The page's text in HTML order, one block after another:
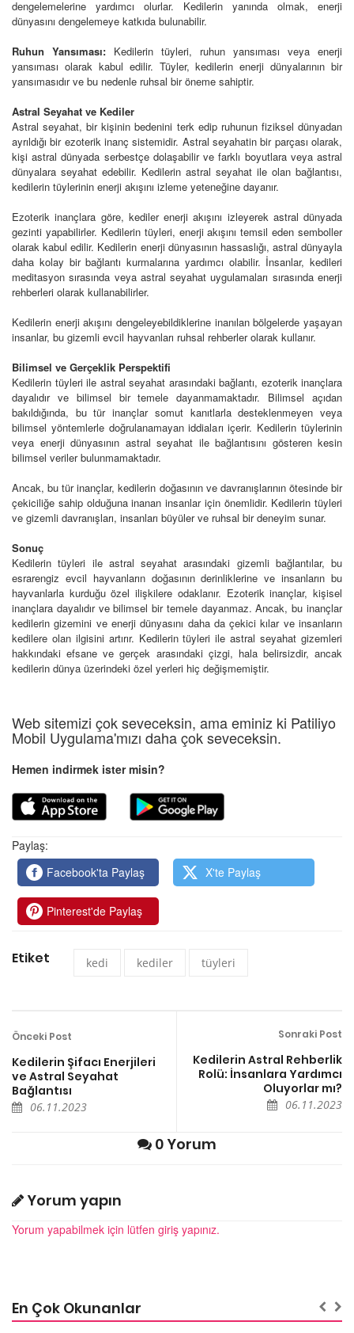
dengelemelerine yardımcı olurlar. Kedilerin yanında olmak, enerji
dünyasını dengelemeye katkıda bulunabilir.
Ruhun Yansıması: Kedilerin tüyleri, ruhun yansıması veya enerji
yansıması olarak kabul edilir. Tüyler, kedilerin enerji dünyalarının bir
yansımasıdır ve bu nedenle ruhsal bir öneme sahiptir.
Astral Seyahat ve Kediler
Astral seyahat, bir kişinin bedenini terk edip ruhunun fiziksel dünyadan
ayrıldığı bir ezoterik inanç sistemidir. Astral seyahatin bir parçası olarak,
kişi astral dünyada serbestçe dolaşabilir ve farklı boyutlara veya astral
dünyalara seyahat edebilir. Kedilerin astral seyahat ile olan bağlantısı,
kedilerin tüylerinin enerji akışını izleme yeteneğine dayanır.
Ezoterik inançlara göre, kediler enerji akışını izleyerek astral dünyada
gezinti yapabilirler. Kedilerin tüyleri, enerji akışını temsil eden semboller
olarak kabul edilir. Kedilerin enerji dünyasının hassaslığı, astral dünyayla
daha kolay bir bağlantı kurmalarına yardımcı olabilir. İnsanlar, kedileri
meditasyon sırasında veya astral seyahat uygulamaları sırasında enerji
rehberleri olarak kullanabilirler.
Kedilerin enerji akışını dengeleyebildiklerine inanılan bölgelerde yaşayan
insanlar, bu gizemli evcil hayvanları ruhsal rehberler olarak kullanır.
Bilimsel ve Gerçeklik Perspektifi
Kedilerin tüyleri ile astral seyahat arasındaki bağlantı, ezoterik inançlara
dayalıdır ve bilimsel bir temele dayanmamaktadır. Bilimsel açıdan
bakıldığında, bu tür inançlar somut kanıtlarla desteklenmeyen veya
bilimsel yöntemlerle doğrulanamayan iddiaları içerir. Kedilerin tüylerinin
veya enerji dünyasının astral seyahat ile bağlantısını gösteren kesin
bilimsel veriler bulunmamaktadır.
Ancak, bu tür inançlar, kedilerin doğasının ve davranışlarının ötesinde bir
çekiciliğe sahip olduğuna inanan insanlar için önemlidir. Kedilerin tüyleri
ve gizemli davranışları, insanları büyüler ve ruhsal bir deneyim sunar.
Sonuç
Kedilerin tüyleri ile astral seyahat arasındaki gizemli bağlantılar, bu
esrarengiz evcil hayvanların doğasının derinliklerine ve insanların bu
hayvanlarla kurduğu özel ilişkilere odaklanır. Ezoterik inançlar, kişisel
inançlara dayalıdır ve bilimsel bir temele dayanmaz. Ancak, bu inançlar
kedilerin gizemini ve enerji dünyasını daha da çekici kılar ve insanların
kedilere olan ilgisini artırır. Kedilerin tüyleri ile astral seyahat gizemleri
hakkındaki efsane ve gerçek arasındaki çizgi, hala belirsizdir, ancak
kedilerin dünya üzerindeki özel yerleri hiç değişmemiştir.
Web sitemizi çok seveceksin, ama eminiz ki Patiliyo
Mobil Uygulama'mızı daha çok seveceksin.
Hemen indirmek ister misin?
Paylaş:
Facebook'ta Paylaş
X'te Paylaş
Pinterest'de Paylaş
Etiket kedi kediler tüyleri
Önceki Post
Kedilerin Şifacı Enerjileri
ve Astral Seyahat
Bağlantısı
06.11.2023
Sonraki Post
Kedilerin Astral Rehberlik
Rolü: İnsanlara Yardımcı
Oluyorlar mı?
06.11.2023
0 Yorum
Yorum yapın
Yorum yapabilmek için lütfen giriş yapınız.
En Çok Okunanlar